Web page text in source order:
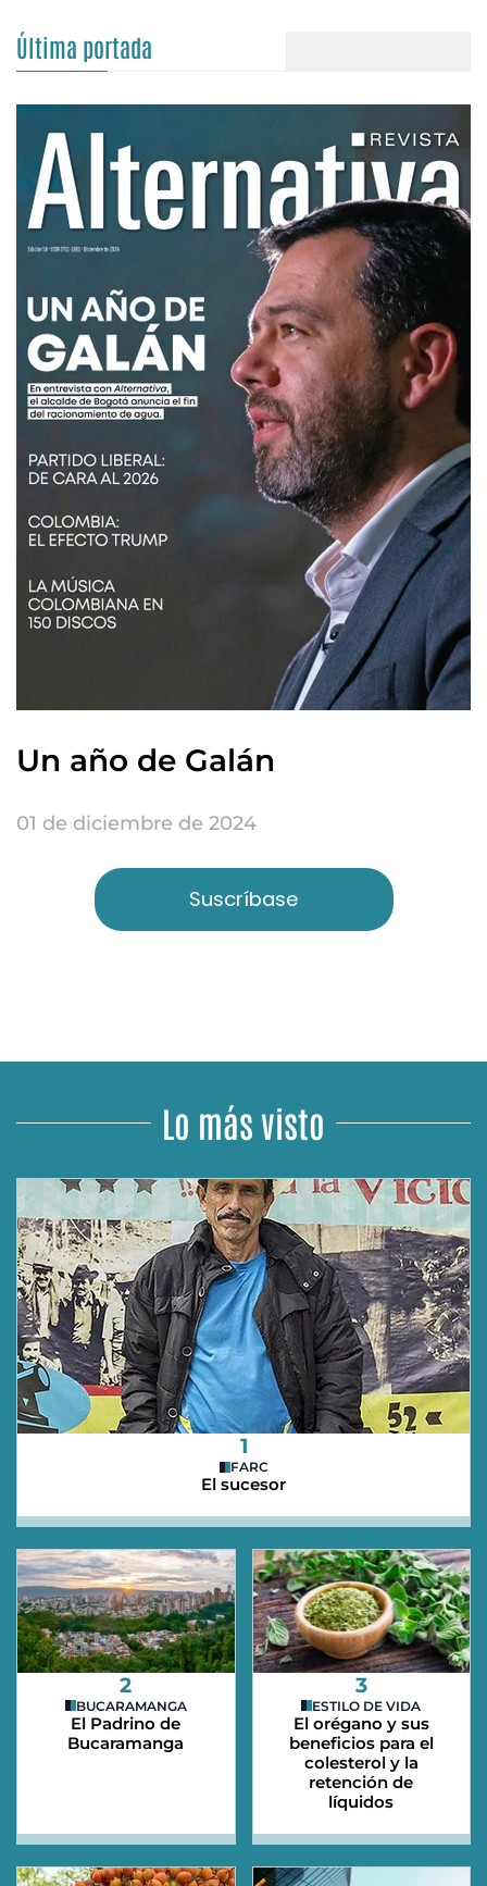
Última portada
Un año de Galán
01 de diciembre de 2024
Suscríbase
Lo más visto
1
FARC
El sucesor
2
BUCARAMANGA
El Padrino de
Bucaramanga
3
ESTILO DE VIDA
El orégano y sus
beneficios para el
colesterol y la
retención de
líquidos